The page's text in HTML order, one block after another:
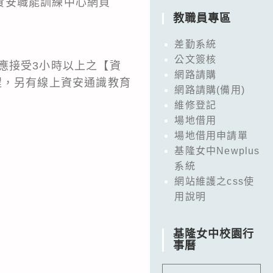
接受3小時以上之【資
另有線上資安通識教育
教職員專區
差勤系統
公文簽核
網路請購
網路請購(備用)
維修登記
場地借用
場地借用申請單
基隆女中Newplus
系統
網站維護之css使
用說明
基隆女中校園行
事曆